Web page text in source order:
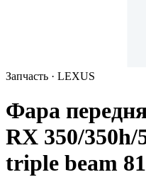
Запчасть · LEXUS
Фара
RX 350/350h/
triple beam